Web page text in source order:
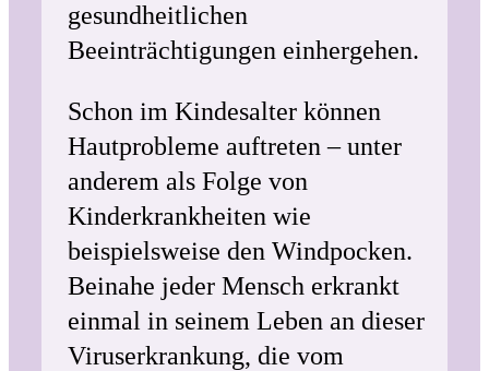
gesundheitlichen
Beeinträchtigungen einhergehen.
Schon im Kindesalter können
Hautprobleme auftreten – unter
anderem als Folge von
Kinderkrankheiten wie
beispielsweise den Windpocken.
Beinahe jeder Mensch erkrankt
einmal in seinem Leben an dieser
Viruserkrankung, die vom